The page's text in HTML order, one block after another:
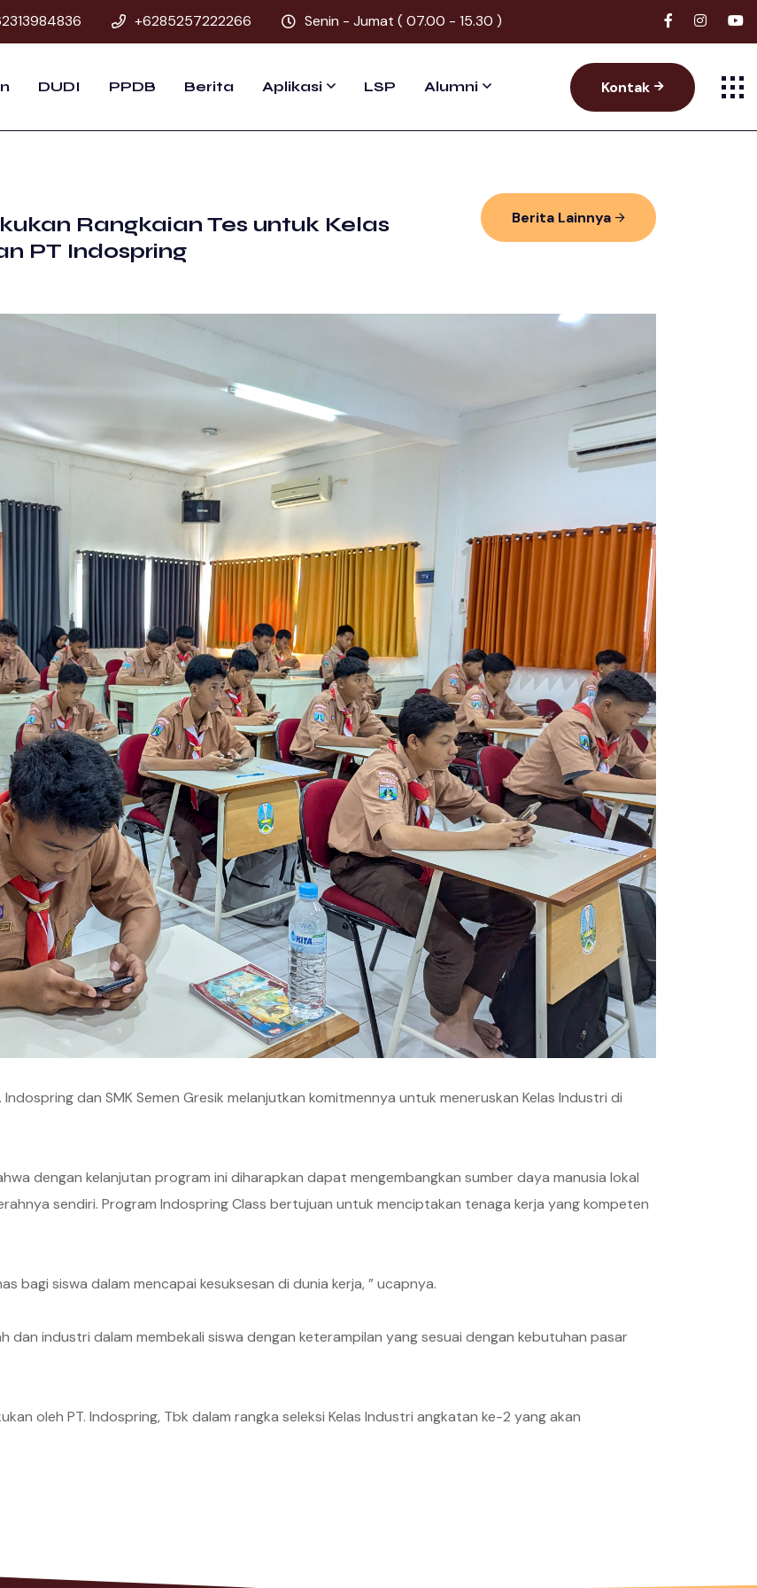
+6285257222266 Senin - Jumat ( 07.00 - 15.30 )
DUDI PPDB Berita Aplikasi LSP Alumni Kontak
Rangkaian Tes untuk Kelas
PT Indospring
Berita Lainnya
dan SMK Semen Gresik melanjutkan komitmennya untuk meneruskan Kelas Industri di
dengan kelanjutan program ini diharapkan dapat mengembangkan sumber daya manusia lokal
sendiri. Program Indospring Class bertujuan untuk menciptakan tenaga kerja yang kompeten
bagi siswa dalam mencapai kesuksesan di dunia kerja, ” ucapnya.
dan industri dalam membekali siswa dengan keterampilan yang sesuai dengan kebutuhan pasar
oleh PT. Indospring, Tbk dalam rangka seleksi Kelas Industri angkatan ke-2 yang akan